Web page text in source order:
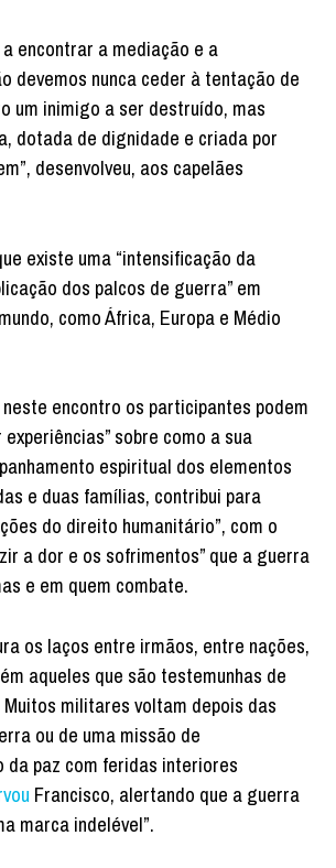
a encontrar a mediação e a
devemos nunca ceder à tentação de
um inimigo a ser destruído, mas
dotada de dignidade e criada por
desenvolveu, aos capelães
existe uma “intensificação da
dos palcos de guerra” em
como África, Europa e Médio
encontro os participantes podem
sobre como a sua
espiritual dos elementos
e duas famílias, contribui para
do direito humanitário”, com o
a dor e os sofrimentos” que a guerra
e em quem combate.
os laços entre irmãos, entre nações,
aqueles que são testemunhas de
militares voltam depois das
ou de uma missão de
da paz com feridas interiores
Francisco, alertando que a guerra
marca indelével”.